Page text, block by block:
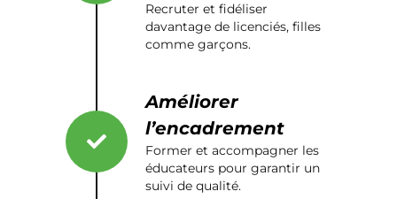
Recruter et fidéliser
davantage de licenciés, filles
comme garçons.
Améliorer
l’encadrement
Former et accompagner les
éducateurs pour garantir un
suivi de qualité.